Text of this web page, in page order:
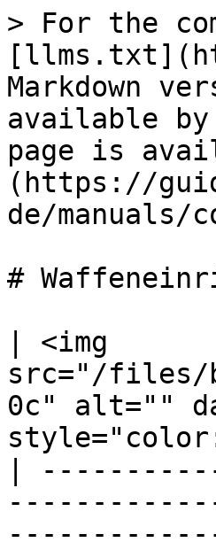
> For the
Markdown
available by
page is
(https://
de/manuals/
#
| <img
src="/files/
0c" alt=""
|